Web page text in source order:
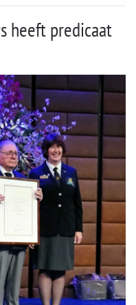
heeft predicaat